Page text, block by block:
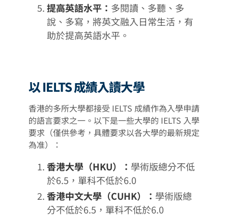
提高英語水平： 多閱讀、多聽、多
說、多寫，將英文融入日常生活，有
助於提高英語水平。
以 IELTS 成績入讀大學
香港的多所大學都接受 IELTS 成績作為入學申請
的語言要求之一。以下是一些大學的 IELTS 入學
要求（僅供參考，具體要求以各大學的最新規定
為准）：
香港大學（HKU）： 學術版總分不低
於6.5，單科不低於6.0
香港中文大學（CUHK）： 學術版總
分不低於6.5，單科不低於6.0